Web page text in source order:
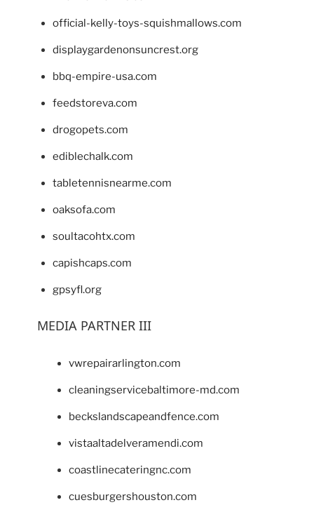
official-kelly-toys-squishmallows.com
displaygardenonsuncrest.org
bbq-empire-usa.com
feedstoreva.com
drogopets.com
ediblechalk.com
tabletennisnearme.com
oaksofa.com
soultacohtx.com
capishcaps.com
gpsyfl.org
MEDIA PARTNER III
vwrepairarlington.com
cleaningservicebaltimore-md.com
beckslandscapeandfence.com
vistaaltadelveramendi.com
coastlinecateringnc.com
cuesburgershouston.com